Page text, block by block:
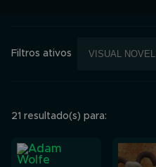
Filtros ativos VISUAL NOVEL
21 resultado(s) para: